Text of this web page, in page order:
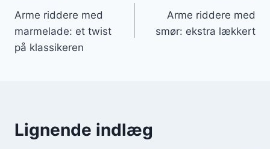
Arme riddere med
marmelade: et twist
på klassikeren
Arme riddere med
smør: ekstra lækkert
Lignende indlæg